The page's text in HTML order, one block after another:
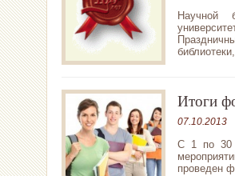
Научной
Итоги
07.10.2013
С 1 по 30
проведен